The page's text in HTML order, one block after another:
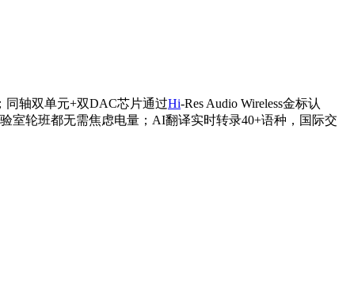
同轴双单元+双DAC芯片通过Hi-Res Audio Wireless金标认
室轮班都无需焦虑电量；AI翻译实时转录40+语种，国际交